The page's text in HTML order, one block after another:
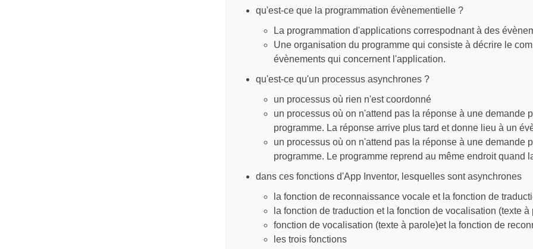
qu'est-ce que la programmation évènementielle ?
La programmation d'applications correspodnant à des
Une organisation du programme qui consiste à décrire le
évènements qui concernent l'application.
qu'est-ce qu'un processus asynchrones ?
un processus où rien n'est coordonné
un processus où on n'attend pas la réponse à une demande
programme. La réponse arrive plus tard et donne lieu à un
un processus où on n'attend pas la réponse à une demande
programme. Le programme reprend au même endroit quand
dans ces fonctions d'App Inventor, lesquelles sont asynchrones
la fonction de reconnaissance vocale et la fonction de
la fonction de traduction et la fonction de vocalisation (texte à
fonction de vocalisation (texte à parole)et la fonction de
les trois fonctions